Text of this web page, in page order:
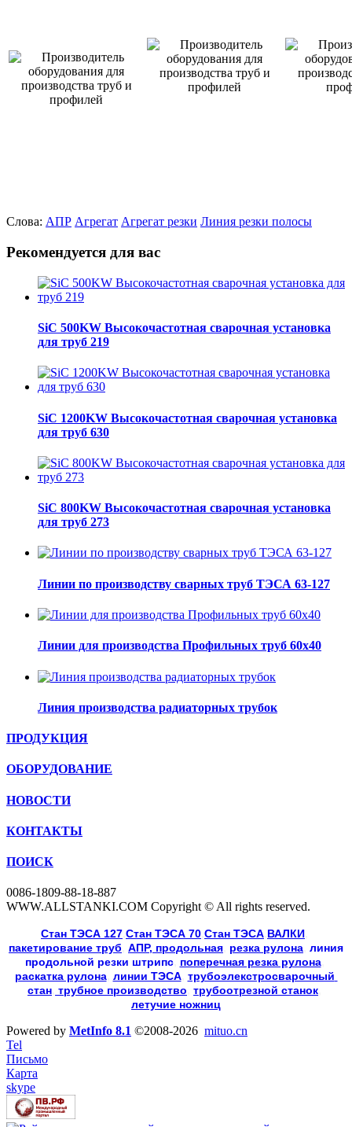
Слова: АПР Агрегат Агрегат резки Линия резки полосы
Рекомендуется для вас
SiC 500KW Высокочастотная сварочная установка
для труб 219
SiC 1200KW Высокочастотная сварочная установка
для труб 630
SiC 800KW Высокочастотная сварочная установка
для труб 273
Линии по производству сварных труб ТЭСА 63-127
Линии для производства Профильных труб 60х40
Линия производства радиаторных трубок
ПРОДУКЦИЯ
ОБОРУДОВАНИЕ
НОВОСТИ
КОНТАКТЫ
ПОИСК
0086-1809-88-18-887
WWW.ALLSTANKI.COM Copyright © All rights reserved.
Cтан ТЭСА 127 Cтан ТЭСА 70 Cтан ТЭСА ВАЛКИ
пакетирование труб АПР, продольная резка рулона линия
продольной резки штрипс, поперечная резка рулона
раскатка рулона, линии ТЭСА, трубоэлекстросварочный
стан трубное производство трубоотрезной станок
летучие ножниц
Powered by MetInfo 8.1 ©2008-2026 mituo.cn
Tel
Письмо
Карта
skype